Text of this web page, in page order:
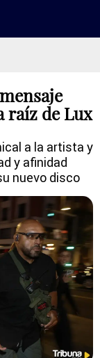
raíz de Lux
a la artista y
y afinidad
nuevo disco